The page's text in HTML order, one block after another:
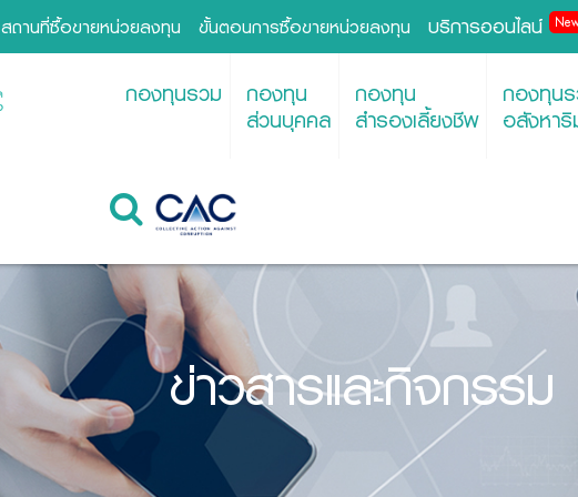
สถานที่ซื้อขายหน่วยลงทุน ขั้นตอนการซื้อขายหน่วยลงทุน บริการออนไลน์
กองทุนรวม กองทุน
ส่วนบุคคล
กองทุน
สำรองเลี้ยงชีพ
กองทุน
อสังหาริ
ข่าวสารและกิจกรรม